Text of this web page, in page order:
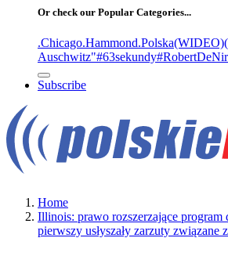
Or check our Popular Categories...
.Chicago.Hammond.Polska(WIDEO)
Auschwitz"#63sekundy
Subscribe
Home
Illinois: prawo rozszerzające program
pierwszy usłyszały zarzuty związane